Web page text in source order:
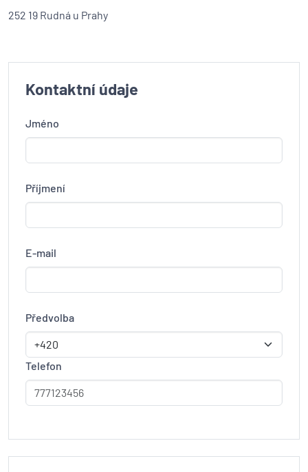
252 19 Rudná u Prahy
Kontaktní údaje
Jméno
Příjmení
E-mail
Předvolba
Telefon